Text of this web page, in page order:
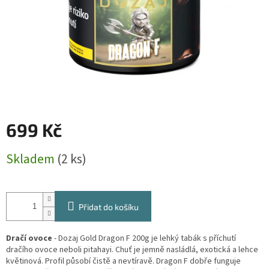
699 Kč
cena:
Skladem (2 ks)
Přidat do košíku
Dračí ovoce - Dozaj Gold Dragon F 200g je lehký tabák s příchutí
dračího ovoce neboli pitahayi. Chuť je jemně nasládlá, exotická a lehce
květinová. Profil působí čistě a nevtíravě. Dragon F dobře funguje